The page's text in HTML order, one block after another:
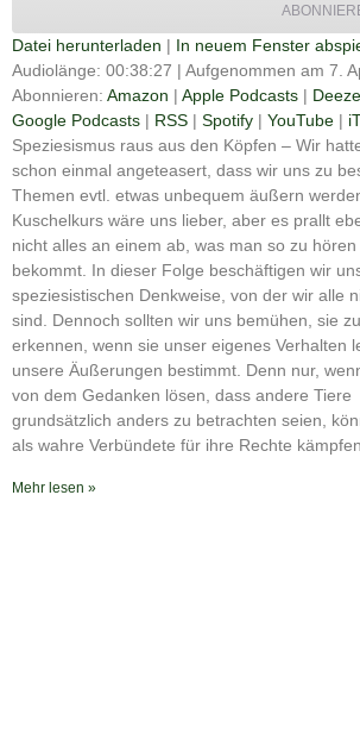
Amazon
Apple
Podcasts
Google
Podcasts
RSS
RSS FEED
TEILEN
LINK
EMBED
Datei herunterladen | In neuem Fenster
Audiolänge: 00:38:27 | Aufgenommen am 7.
Abonnieren: Amazon | Apple Podcasts |
Google Podcasts | RSS | Spotify | YouTube |
Speziesismus raus aus den Köpfen – Wir
schon einmal angeteasert, dass wir uns zu
Themen evtl. etwas unbequem äußern
Kuschelkurs wäre uns lieber, aber es prallt
nicht alles an einem ab, was man so zu hören
bekommt. In dieser Folge beschäftigen wir
speziesistischen Denkweise, von der wir alle
sind. Dennoch sollten wir uns bemühen, sie zu
erkennen, wenn sie unser eigenes Verhalten
unsere Äußerungen bestimmt. Denn nur,
von dem Gedanken lösen, dass andere Tiere
grundsätzlich anders zu betrachten seien,
als wahre Verbündete für ihre Rechte kämpfen.
Mehr lesen »